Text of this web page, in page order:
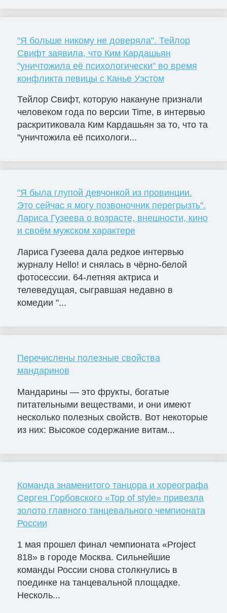
"Я больше никому не доверяла". Тейлор
Свифт заявила, что Ким Кардашьян
"уничтожила её психологически" во время
конфликта певицы с Канье Уэстом
Тейлор Свифт, которую накануне признали
человеком года по версии Time, в интервью
раскритиковала Ким Кардашьян за то, что та
"уничтожила её психологи...
"Я была глупой девчонкой из провинции.
Это сейчас я могу позвоночник перегрызть".
Лариса Гузеева о возрасте, внешности, кино
и своём мужском характере
Лариса Гузеева дала редкое интервью
журналу Hello! и снялась в чёрно-белой
фотосессии. 64-летняя актриса и
телеведущая, сыгравшая недавно в
комедии "...
Перечислены полезные свойства
мандаринов
Мандарины — это фрукты, богатые
питательными веществами, и они имеют
несколько полезных свойств. Вот некоторые
из них: Высокое содержание витам...
Команда знаменитого танцора и хореографа
Сергея Горбовского «Top of style» привезла
золото главного танцевального чемпионата
России
1 мая прошел финал чемпионата «Project
818» в городе Москва. Сильнейшие
команды России снова столкнулись в
поединке на танцевальной площадке.
Несколь...